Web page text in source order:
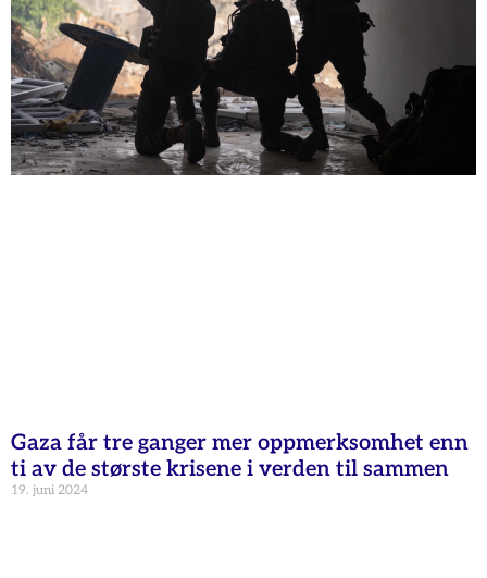
Gaza får tre ganger mer oppmerksomhet enn
ti av de største krisene i verden til sammen
19. juni 2024